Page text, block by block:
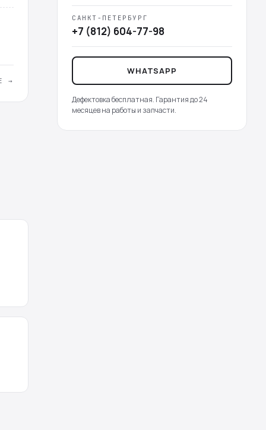
→
САНКТ-ПЕТЕРБУРГ
+7 (812) 604-77-98
WHATSAPP
Дефектовка бесплатная. Гарантия до 24
месяцев на работы и запчасти.